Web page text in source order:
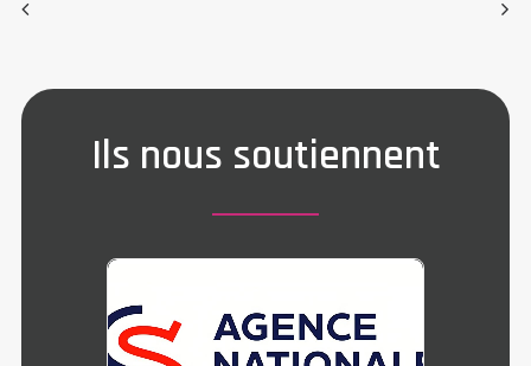
Ils nous soutiennent